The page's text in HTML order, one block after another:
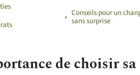
Conseils pour un
sans surprise
de choisir